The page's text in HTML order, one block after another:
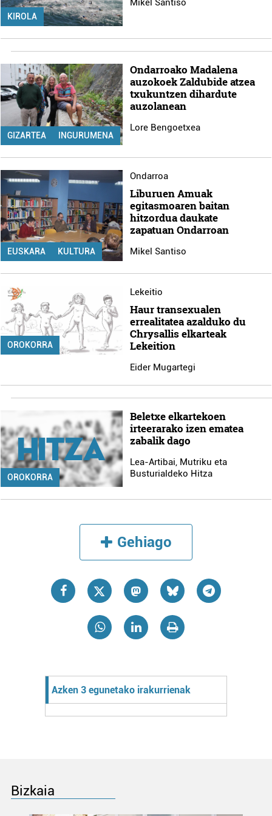
baliatzen gara. Ohar hau onartuz gero, teknologia hori
erabiltzeko baimen esplizitua ematen diguzu.
irakurri
KIROLA
Mikel Santiso
GIZARTEA INGURUMENA
Ondarroako Madalena
auzokoek Zaldubide atzea
txukuntzen dihardute
auzolanean
Lore Bengoetxea
EUSKARA KULTURA
Ondarroa
Liburuen Amuak
egitasmoaren baitan
hitzordua daukate
zapatuan Ondarroan
Mikel Santiso
OROKORRA
Lekeitio
Haur transexualen
errealitatea azalduko du
Chrysallis elkarteak
Lekeition
Eider Mugartegi
OROKORRA
Beletxe elkartekoen
irteerarako izen ematea
zabalik dago
Lea-Artibai, Mutriku eta
Busturialdeko Hitza
Gehiago
Azken 3 egunetako irakurrienak
Bizkaia